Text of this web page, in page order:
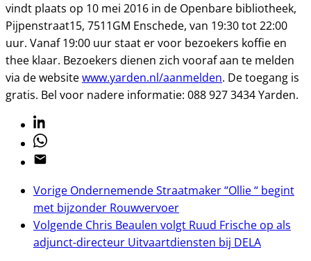
vindt plaats op 10 mei 2016 in de Openbare bibliotheek,
Pijpenstraat15, 7511GM Enschede, van 19:30 tot 22:00
uur. Vanaf 19:00 uur staat er voor bezoekers koffie en
thee klaar. Bezoekers dienen zich vooraf aan te melden
via de websitewww.yarden.nl/aanmelden. De toegang is
gratis. Bel voor nadere informatie: 088 927 3434 Yarden.
Linkedin
Whatsapp
Email
Vorige Ondernemende Straatmaker “Ollie “ begint
met bijzonder Rouwvervoer
Volgende Chris Beaulen volgt Ruud Frische op als
adjunct-directeur Uitvaartdiensten bij DELA